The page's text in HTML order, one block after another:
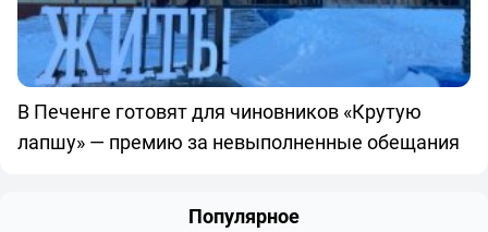
В Печенге готовят для чиновников «Крутую
лапшу» — премию за невыполненные обещания
Популярное